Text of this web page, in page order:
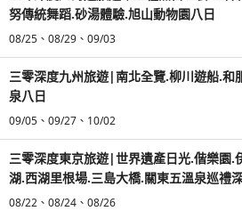
努傳統舞蹈.砂湯體驗.旭山動物園八日
08/25 08/29 09/03
三零深度九州旅遊|南北全覽.柳川遊船.和
泉八日
09/05 09/27 10/02
三零深度東京旅遊|世界遺產日光.偕樂園.
湖.西湖里根場.三島大橋.關東五溫泉巡禮
08/22 08/24 08/26